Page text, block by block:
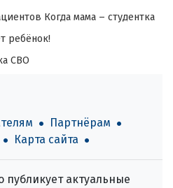
Когда мама – студентка
ребёнок!
СВО
Партнёрам
Карта сайта
публикует актуальные